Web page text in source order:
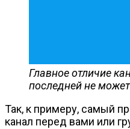
Главное отличие
последней не
Так, к примеру, самый
канал перед вами или